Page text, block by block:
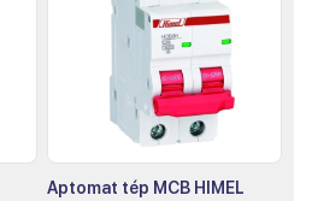
Aptomat tép MCB HIMEL